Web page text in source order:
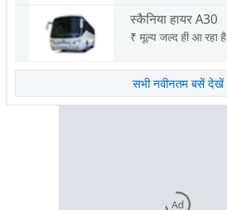
स्कैनिया हायर A30
₹ मूल्य जल्द ही आ रहा है
सभी नवीनतम बसें देखें
Ad